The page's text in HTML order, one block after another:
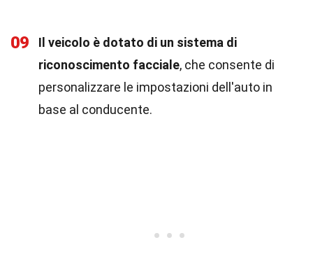
09
Il veicolo è dotato di un sistema di
riconoscimento facciale, che consente di
personalizzare le impostazioni dell'auto in
base al conducente.